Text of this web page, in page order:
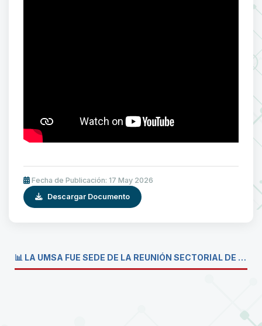
Fecha de Publicación: 17 May 2026
Descargar Documento
📊 LA UMSA FUE SEDE DE LA REUNIÓN SECTORIAL DE CARRERAS DE ECONOMÍA DEL SISTEMA DE LA UNIVERSIDAD BOLIVIANA💼